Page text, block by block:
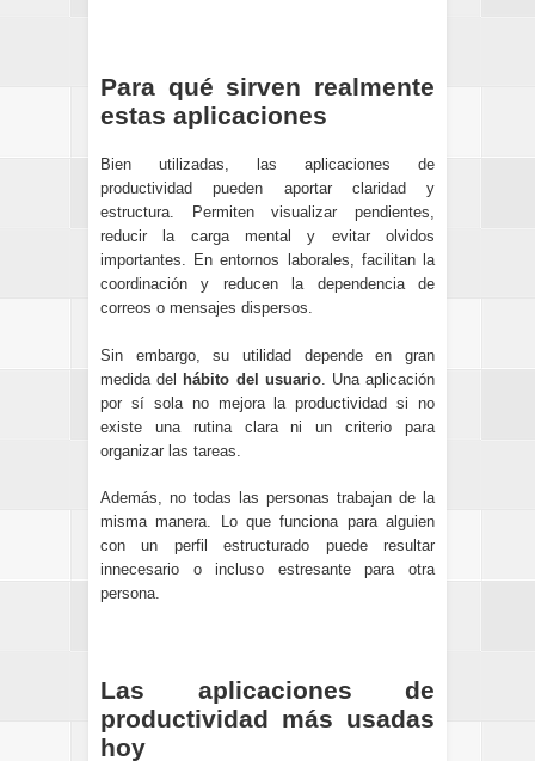
Para qué sirven realmente
estas aplicaciones
Bien utilizadas, las aplicaciones de
productividad pueden aportar claridad y
estructura. Permiten visualizar pendientes,
reducir la carga mental y evitar olvidos
importantes. En entornos laborales, facilitan la
coordinación y reducen la dependencia de
correos o mensajes dispersos.
Sin embargo, su utilidad depende en gran
medida del
hábito del usuario. Una aplicación
por sí sola no mejora la productividad si no
existe una rutina clara ni un criterio para
organizar las tareas.
Además, no todas las personas trabajan de la
misma manera. Lo que funciona para alguien
con un perfil estructurado puede resultar
innecesario o incluso estresante para otra
persona.
Las aplicaciones de
productividad más usadas
hoy